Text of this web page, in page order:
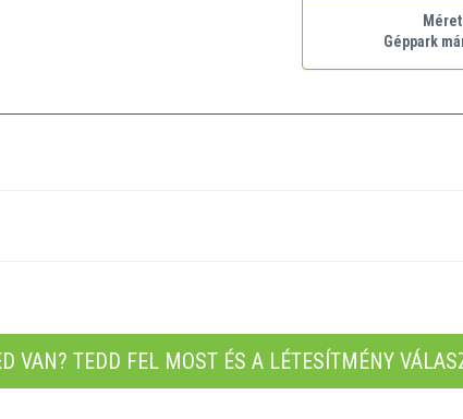
Géppark
VAN? TEDD FEL MOST ÉS A LÉTESÍTMÉNY